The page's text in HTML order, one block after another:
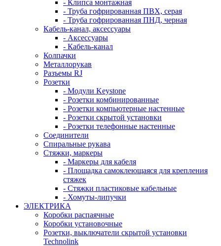
- Клипса монтажная
- Труба гофрированная ПВХ, серая
- Труба гофрированная ПНД, черная
Кабель-канал, аксессуары
- Аксессуары
- Кабель-канал
Колпачки
Металлорукав
Разъемы RJ
Розетки
- Модули Keystone
- Розетки комбинированные
- Розетки компьютерные настенные
- Розетки скрытой установки
- Розетки телефонные настенные
Соединители
Спиральные рукава
Стяжки, маркеры
- Маркеры для кабеля
- Площадка самоклеющаяся для крепления
стяжек
- Стяжки пластиковые кабельные
- Хомуты-липучки
ЭЛЕКТРИКА
Коробки распаячные
Коробки установочные
Розетки, выключатели скрытой установки
Technolink